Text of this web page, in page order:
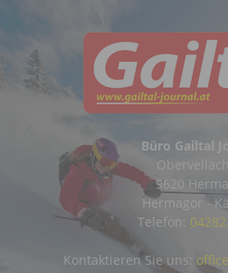
Büro Gailtal
9620
Hermagor -
Telefon:
Kontaktieren Sie uns: